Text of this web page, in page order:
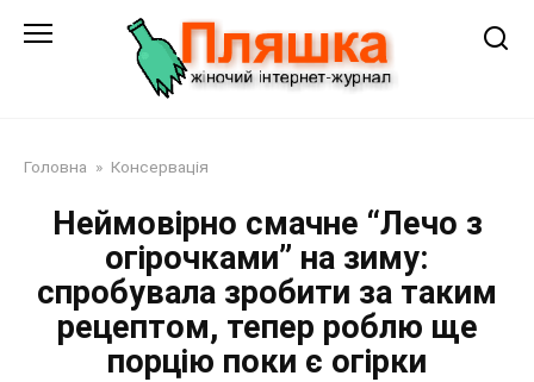
Головна » Консервація
Неймовірно смачне “Лечо з
огірочками” на зиму:
спробувала зробити за таким
рецептом, тепер роблю ще
порцію поки є огірки